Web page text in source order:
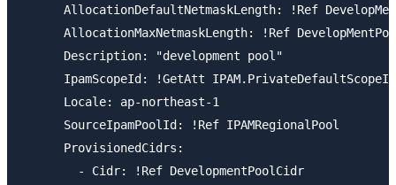
AllocationDefaultNetmaskLength: !Ref
AllocationMaxNetmaskLength: !Ref
      Description: "development pool"
      IpamScopeId: !GetAtt IPAM.PrivateDefaultScopeId
      Locale: ap-northeast-1
      SourceIpamPoolId: !Ref IPAMRegionalPool
      ProvisionedCidrs:
        - Cidr: !Ref DevelopmentPoolCidr